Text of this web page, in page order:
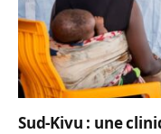
Sud-Kivu : une